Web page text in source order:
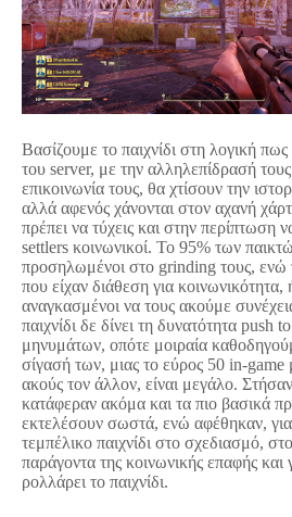
Βασίζουμε το παιχνίδι στη λογική πως
του server, με την αλληλεπίδρασή τους
επικοινωνία τους, θα χτίσουν την
αλλά αφενός χάνονται στον αχανή
πρέπει να τύχεις και στην περίπτωση
settlers κοινωνικοί. Το 95% των
προσηλωμένοι στο grinding τους, ενώ
που είχαν διάθεση για κοινωνικότητα,
αναγκασμένοι να τους ακούμε
παιχνίδι δε δίνει τη δυνατότητα push
μηνυμάτων, οπότε μοιραία
σίγασή των, μιας το εύρος 50 in-
ακούς τον άλλον, είναι μεγάλο.
κατάφεραν ακόμα και τα πιο βασικά
εκτελέσουν σωστά, ενώ αφέθηκαν,
τεμπέλικο παιχνίδι στο σχεδιασμό,
παράγοντα της κοινωνικής επαφής και
ρολλάρει το παιχνίδι.